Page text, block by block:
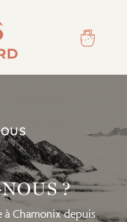
?
à Chamonix depuis